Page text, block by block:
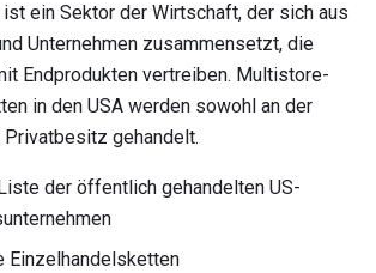
ist ein Sektor der Wirtschaft, der sich aus
Unternehmen zusammensetzt, die
Endprodukten vertreiben. Multistore-
in den USA werden sowohl an der
Privatbesitz gehandelt.
der öffentlich gehandelten US-
Einzelhandelsketten